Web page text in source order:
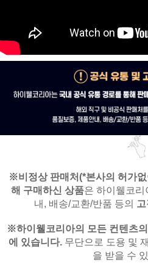
※비정상 판매처(*본사의 허가
해 구매하신 상품은 하이웰코리
내, 배송/교환/반품 등의
※하이웰코리아의 모든 컨텐츠
에 있습니다. 무단으로 도용 및
을 받을 수